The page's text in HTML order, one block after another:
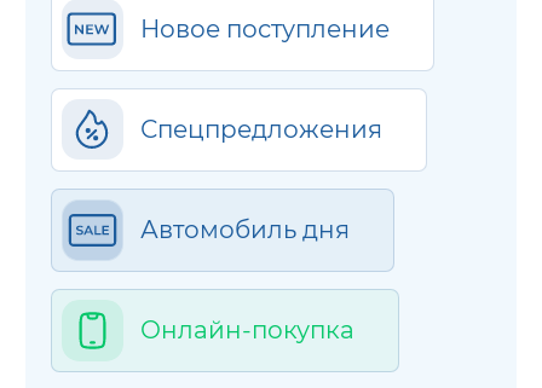
Новое поступление
Спецпредложения
Автомобиль дня
Онлайн-покупка